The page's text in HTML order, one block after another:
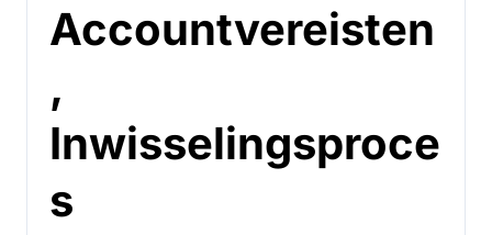
Accountvereisten
,
Inwisselingsproce
s